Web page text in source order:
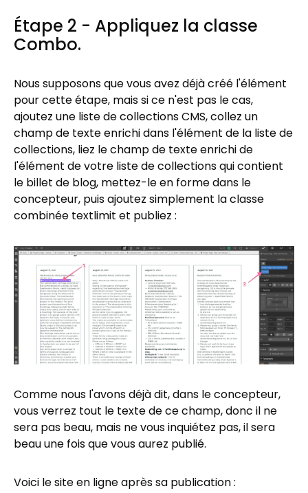
Étape 2 - Appliquez la classe
Combo.
Nous supposons que vous avez déjà créé l'élément
pour cette étape, mais si ce n'est pas le cas,
ajoutez une liste de collections CMS, collez un
champ de texte enrichi dans l'élément de la liste de
collections, liez le champ de texte enrichi de
l'élément de votre liste de collections qui contient
le billet de blog, mettez-le en forme dans le
concepteur, puis ajoutez simplement la classe
combinée textlimit et publiez :
Comme nous l'avons déjà dit, dans le concepteur,
vous verrez tout le texte de ce champ, donc il ne
sera pas beau, mais ne vous inquiétez pas, il sera
beau une fois que vous aurez publié.
Voici le site en ligne après sa publication :